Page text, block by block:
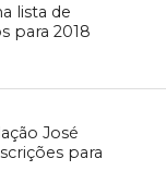
lista de
para 2018
José
para